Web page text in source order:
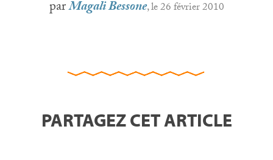
parMagali Bessone, le 26 février 2010
PARTAGEZ CET ARTICLE